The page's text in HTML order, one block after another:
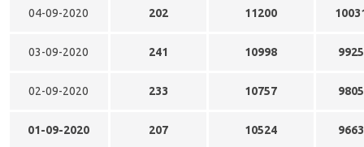
04-09-2020 202 11200
03-09-2020 241 10998
02-09-2020 233 10757
01-09-2020 207 10524